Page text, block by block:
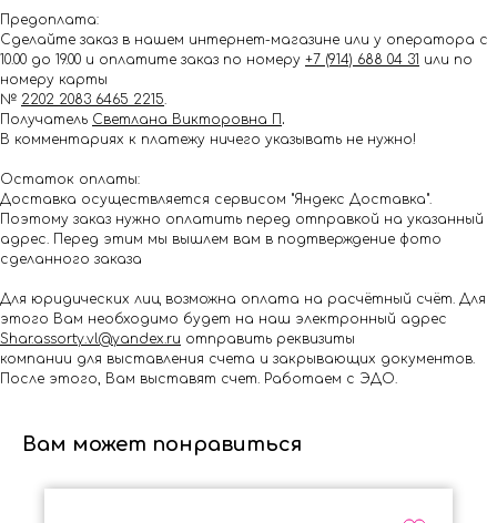
Предоплата:
Сделайте заказ в нашем интернет-магазине или у оператора с
10.00 до 19.00 и оплатите заказ по номеру +7 (914) 688 04 31 или по
номеру карты
№ 2202 2083 6465 2215.
Получатель Светлана Викторовна П .
В комментариях к платежу ничего указывать не нужно!
Остаток оплаты:
Доставка осуществляется сервисом "Яндекс Доставка".
Поэтому заказ нужно оплатить перед отправкой на указанный
адрес. Перед этим мы вышлем вам в подтверждение фото
сделанного заказа
Для юридических лиц возможна оплата на расчётный счёт. Для
этого Вам необходимо будет на наш электронный адрес
Shar.assorty.vl@yandex.ru отправить реквизиты
компании для выставления счета и закрывающих документов.
После этого, Вам выставят счет. Работаем с ЭДО.
Вам может понравиться